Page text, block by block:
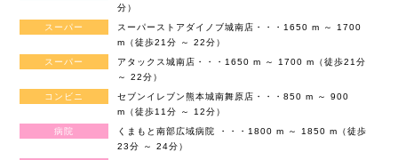
分）
スーパー
スーパーストアダイノブ城南店・・・1650 m ～ 1700
m（徒歩21分 ～ 22分）
スーパー
アタックス城南店・・・1650 m ～ 1700 m（徒歩21分
～ 22分）
コンビニ
セブンイレブン熊本城南舞原店・・・850 m ～ 900
m（徒歩11分 ～ 12分）
病院
くまもと南部広域病院 ・・・1800 m ～ 1850 m（徒歩
23分 ～ 24分）